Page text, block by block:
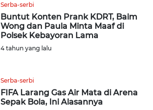
Serba-serbi
Buntut Konten Prank KDRT, Baim
Wong dan Paula Minta Maaf di
Polsek Kebayoran Lama
4 tahun yang lalu
Serba-serbi
FIFA Larang Gas Air Mata di Arena
Sepak Bola, Ini Alasannya